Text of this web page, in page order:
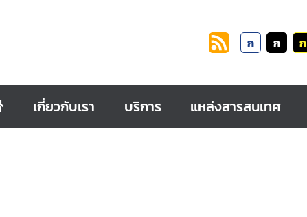
ก ก ก
เกี่ยวกับเรา บริการ แหล่งสารสนเทศ